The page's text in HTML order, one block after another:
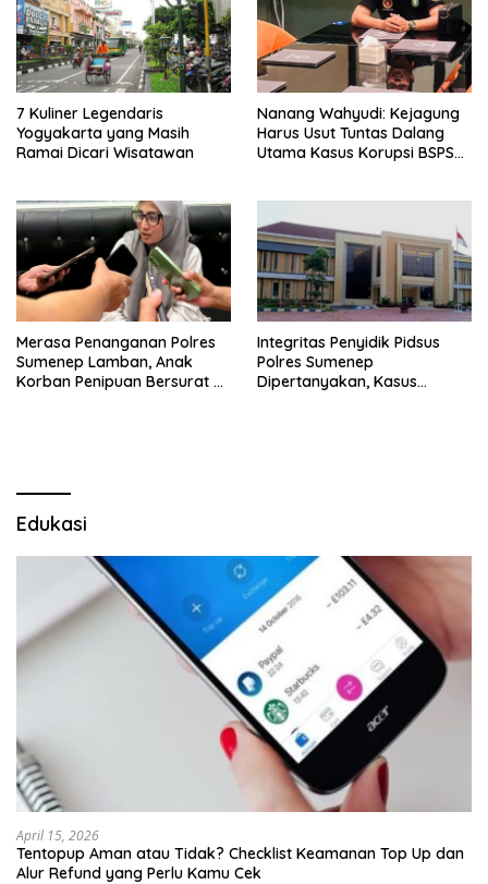
7 Kuliner Legendaris
Yogyakarta yang Masih
Ramai Dicari Wisatawan
Nanang Wahyudi: Kejagung
Harus Usut Tuntas Dalang
Utama Kasus Korupsi BSPS
Merasa Penanganan Polres
Sumenep Lamban, Anak
Korban Penipuan Bersurat ke
Integritas Penyidik Pidsus
Polres Sumenep
Dipertanyakan, Kasus
Edukasi
April 15, 2026
Tentopup Aman atau Tidak? Checklist Keamanan Top Up dan
Alur Refund yang Perlu Kamu Cek